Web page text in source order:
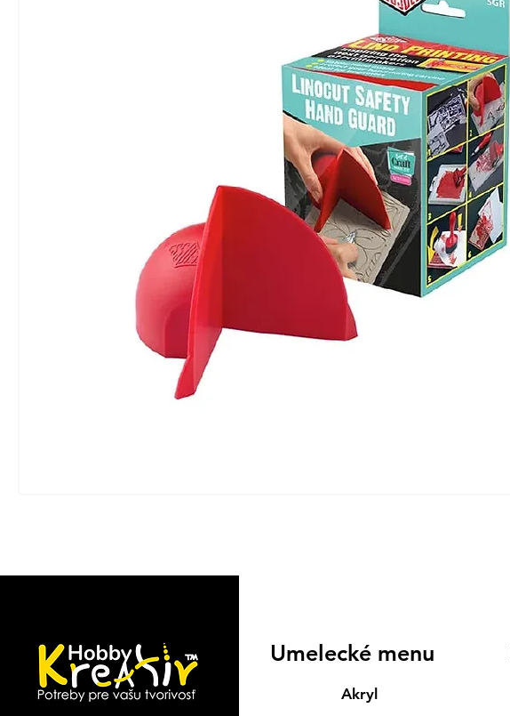
Umelecké menu
Akryl